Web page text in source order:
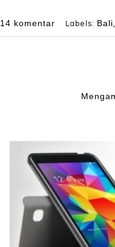
14 komentar Labels: Bali,